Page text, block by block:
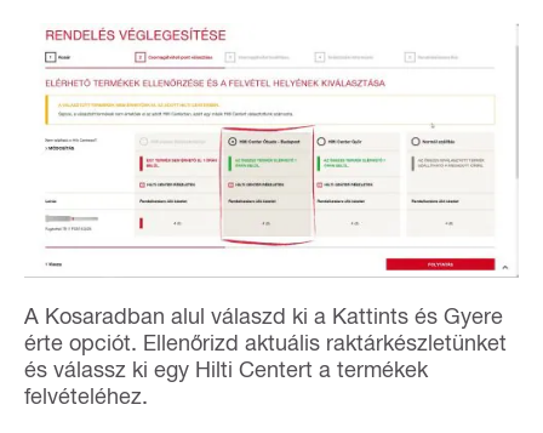
A Kosaradban alul válaszd ki a Kattints és Gyere
érte opciót. Ellenőrizd aktuális raktárkészletünket
és válassz ki egy Hilti Centert a termékek
felvételéhez.